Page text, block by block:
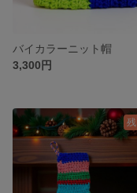
バイカラーニット帽
3,300円